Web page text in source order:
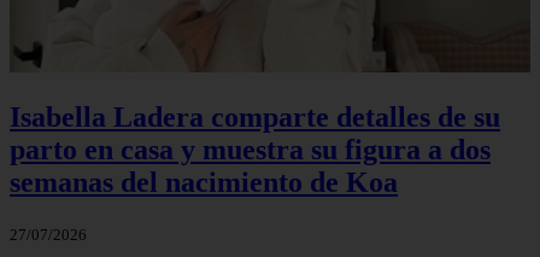
Isabella Ladera comparte detalles de su
parto en casa y muestra su figura a dos
semanas del nacimiento de Koa
27/07/2026